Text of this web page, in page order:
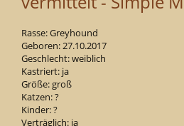
Rasse: Greyhound
Geboren: 27.10.2017
Geschlecht: weiblich
Kastriert: ja
Größe: groß
Katzen: ?
Kinder: ?
Verträglich: ja